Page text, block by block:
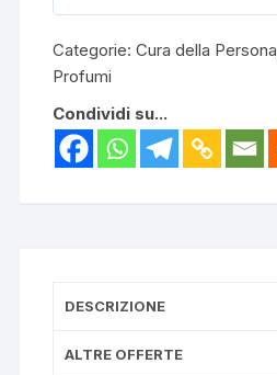
0
Categorie:Cura della Persona
Profumi
Condividi su...
DESCRIZIONE
ALTRE OFFERTE